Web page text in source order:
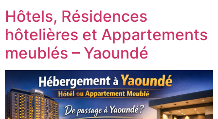
Hôtels, Résidences
hôtelières et Appartements
meublés – Yaoundé